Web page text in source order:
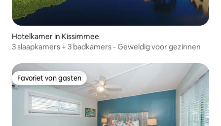
Hotelkamer in Kissimmee
3 slaapkamers + 3 badkamers - Geweldig voor gezinnen
Favoriet van gasten
Favoriet van gasten